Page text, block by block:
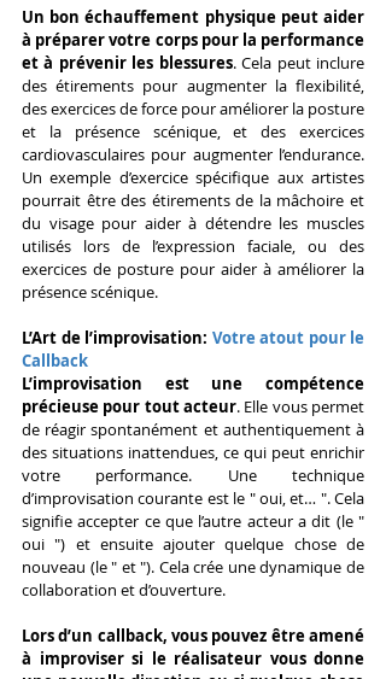
Un bon échauffement physique peut aider
à préparer votre corps pour la performance
et à prévenir les blessures. Cela peut inclure
des étirements pour augmenter la flexibilité,
des exercices de force pour améliorer la posture
et la présence scénique, et des exercices
cardiovasculaires pour augmenter l’endurance.
Un exemple d’exercice spécifique aux artistes
pourrait être des étirements de la mâchoire et
du visage pour aider à détendre les muscles
utilisés lors de l’expression faciale, ou des
exercices de posture pour aider à améliorer la
présence scénique.
L’Art de l’improvisation: Votre atout pour le
Callback
L’improvisation est une compétence
précieuse pour tout acteur. Elle vous permet
de réagir spontanément et authentiquement à
des situations inattendues, ce qui peut enrichir
votre performance. Une technique
d’improvisation courante est le " oui, et… ". Cela
signifie accepter ce que l’autre acteur a dit (le "
oui ") et ensuite ajouter quelque chose de
nouveau (le " et "). Cela crée une dynamique de
collaboration et d’ouverture.
Lors d’un callback, vous pouvez être amené
à improviser si le réalisateur vous donne